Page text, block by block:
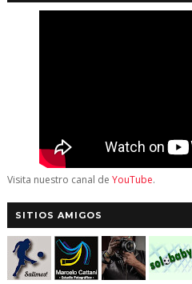
Visita nuestro canal de YouTube.
SITIOS AMIGOS